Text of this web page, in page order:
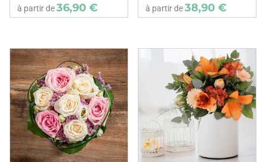
à partir de36,90 € à partir de38,90 €